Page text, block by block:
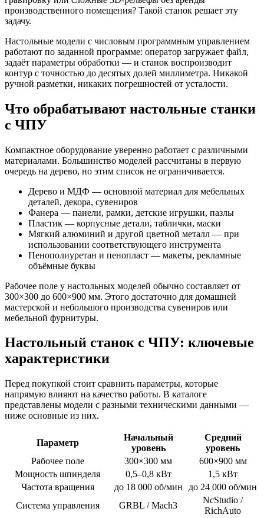
производственного помещения? Такой станок решает эту
задачу.
Настольные модели с числовым программным управлением
работают по заданной программе: оператор загружает файл,
задаёт параметры обработки — и станок воспроизводит
контур с точностью до десятых долей миллиметра. Никакой
ручной разметки, никаких погрешностей от усталости.
Что обрабатывают настольные станки
с ЧПУ
Компактное оборудование уверенно работает с различными
материалами. Большинство моделей рассчитаны в первую
очередь на дерево, но этим список не ограничивается.
Дерево и МДФ — основной материал для мебельных
деталей, декора, сувениров
Фанера — панели, рамки, детские игрушки, пазлы
Пластик — корпусные детали, таблички, маски
Мягкий алюминий и другой цветной металл — при
использовании соответствующего инструмента
Пенополиуретан и пенопласт — макеты, рекламные
объёмные буквы
Рабочее поле у настольных моделей обычно составляет от
300×300 до 600×900 мм. Этого достаточно для домашней
мастерской и небольшого производства сувениров или
мебельной фурнитуры.
Настольный станок с ЧПУ: ключевые
характеристики
Перед покупкой стоит сравнить параметры, которые
напрямую влияют на качество работы. В каталоге
представлены модели с разными техническими данными —
ниже основные из них.
Параметр
Начальный
уровень
Средний
уровень
Рабочее поле
300×300 мм
600×900 мм
Мощность шпинделя
0,5–0,8 кВт
1,5 кВт
Частота вращения
до 18 000 об/мин
до 24 000 об/мин
Система управления
GRBL / Mach3
NcStudio /
RichAuto